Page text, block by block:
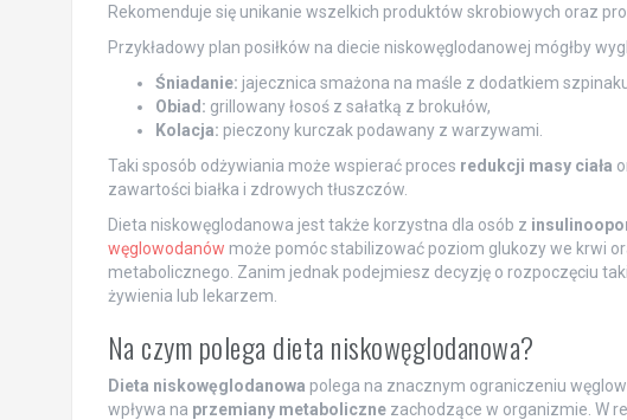
Rekomenduje się unikanie wszelkich produktów skrobiowych oraz
Przykładowy plan posiłków na diecie niskowęglodanowej mógłby
Śniadanie: jajecznica smażona na maśle z dodatkiem
Obiad: grillowany łosoś z sałatką z brokułów,
Kolacja: pieczony kurczak podawany z warzywami.
Taki sposób odżywiania może wspierać proces redukcji masy ciała
zawartości białka i zdrowych tłuszczów.
Dieta niskowęglodanowa jest także korzystna dla osób z
węglowodanów może pomóc stabilizować poziom glukozy we krwi
metabolicznego. Zanim jednak podejmiesz decyzję o rozpoczęciu
żywienia lub lekarzem.
Na czym polega dieta niskowęglodanowa?
Dieta niskowęglodanowa polega na znacznym ograniczeniu
wpływa na przemiany metabolicznezachodzące w organizmie. W